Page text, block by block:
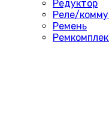
Редуктор
Реле/
Ремень